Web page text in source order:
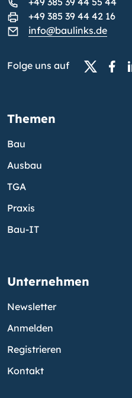
+49 385 39 44 42 16
info@baulinks.de
Folge uns auf
Themen
Bau
Ausbau
TGA
Praxis
Bau-IT
Unternehmen
Newsletter
Anmelden
Registrieren
Kontakt